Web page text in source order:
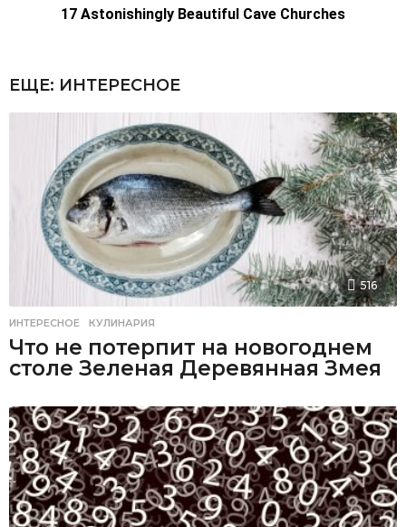
ЕЩЕ: ИНТЕРЕСНОЕ
516
ИНТЕРЕСНОЕ ,КУЛИНАРИЯ
Что не потерпит на новогоднем
столе Зеленая Деревянная Змея